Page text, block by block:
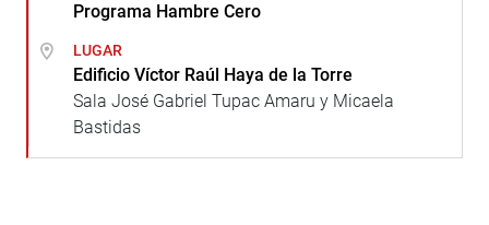
Programa Hambre Cero
LUGAR
Edificio Víctor Raúl Haya de la Torre
Sala José Gabriel Tupac Amaru y Micaela
Bastidas